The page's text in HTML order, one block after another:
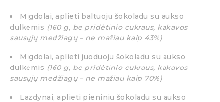
Migdolai, aplieti baltuoju šokoladu su aukso
dulkėmis (160 g, be pridėtinio cukraus, kakavos
sausųjų medžiagų – ne mažiau kaip 43%)
Migdolai, aplieti juoduoju šokoladu su aukso
dulkėmis (160 g, be pridėtinio cukraus, kakavos
sausųjų medžiagų – ne mažiau kaip 70%)
Lazdynai, aplieti pieniniu šokoladu su aukso